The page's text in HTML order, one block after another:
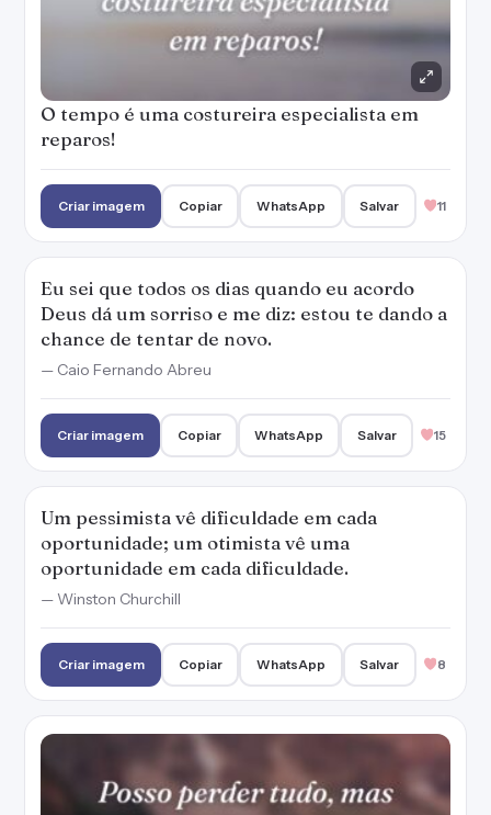
O tempo é uma costureira especialista em
reparos!
Criar imagem Copiar WhatsApp Salvar 11
Eu sei que todos os dias quando eu acordo
Deus dá um sorriso e me diz: estou te dando a
chance de tentar de novo.
— Caio Fernando Abreu
Criar imagem Copiar WhatsApp Salvar 15
Um pessimista vê dificuldade em cada
oportunidade; um otimista vê uma
oportunidade em cada dificuldade.
— Winston Churchill
Criar imagem Copiar WhatsApp Salvar 8